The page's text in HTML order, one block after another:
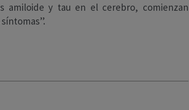
amiloide y tau en el cerebro, comienzan